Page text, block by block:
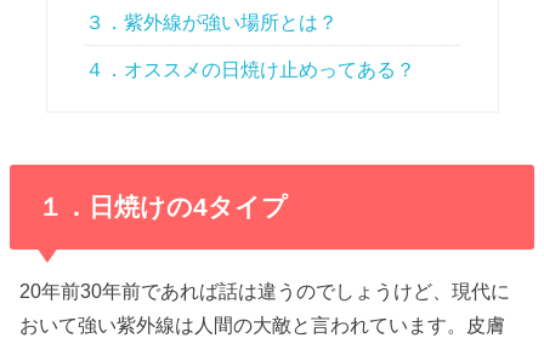
３．紫外線が強い場所とは？
４．オススメの日焼け止めってある？
１．日焼けの4タイプ
20年前30年前であれば話は違うのでしょうけど、現代に
おいて強い紫外線は人間の大敵と言われています。皮膚